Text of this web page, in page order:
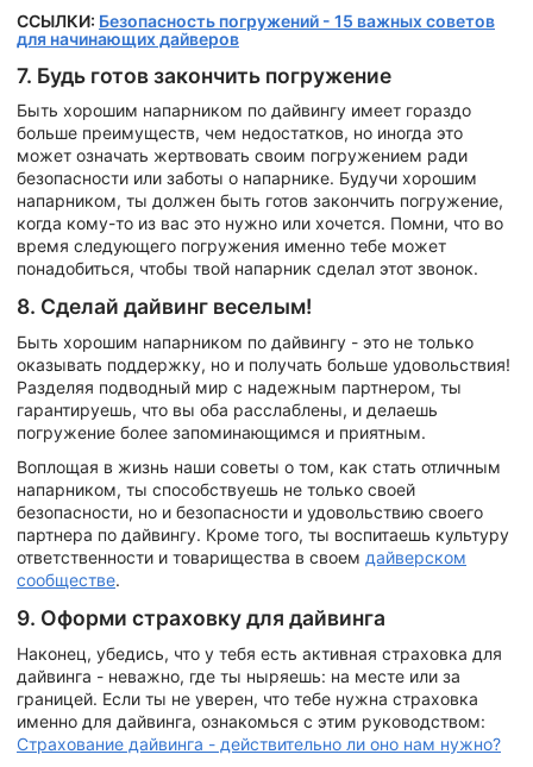
ССЫЛКИ: Безопасность погружений - 15 важных советов
для начинающих дайверов
7. Будь готов закончить погружение
Быть хорошим напарником по дайвингу имеет гораздо
больше преимуществ, чем недостатков, но иногда это
может означать жертвовать своим погружением ради
безопасности или заботы о напарнике. Будучи хорошим
напарником, ты должен быть готов закончить погружение,
когда кому-то из вас это нужно или хочется. Помни, что во
время следующего погружения именно тебе может
понадобиться, чтобы твой напарник сделал этот звонок.
8. Сделай дайвинг веселым!
Быть хорошим напарником по дайвингу - это не только
оказывать поддержку, но и получать больше удовольствия!
Разделяя подводный мир с надежным партнером, ты
гарантируешь, что вы оба расслаблены, и делаешь
погружение более запоминающимся и приятным.
Воплощая в жизнь наши советы о том, как стать отличным
напарником, ты способствуешь не только своей
безопасности, но и безопасности и удовольствию своего
партнера по дайвингу. Кроме того, ты воспитаешь культуру
ответственности и товарищества в своем дайверском
сообществе.
9. Оформи страховку для дайвинга
Наконец, убедись, что у тебя есть активная страховка для
дайвинга - неважно, где ты ныряешь: на месте или за
границей. Если ты не уверен, что тебе нужна страховка
именно для дайвинга, ознакомься с этим руководством:
Страхование дайвинга - действительно ли оно нам нужно?